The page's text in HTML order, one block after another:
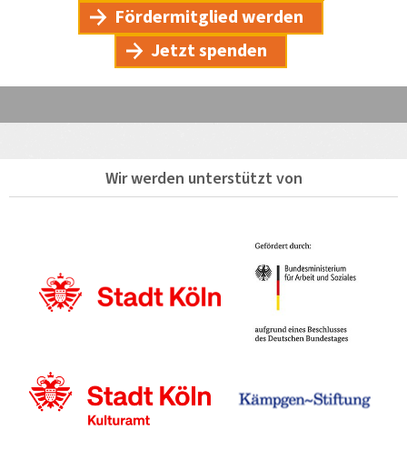
Fördermitglied werden
Jetzt spenden
Wir werden unterstützt von